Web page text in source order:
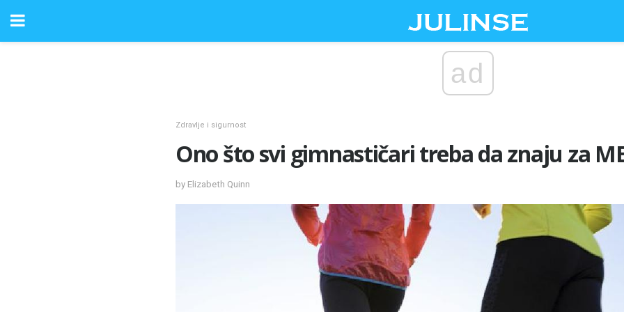
ad
Zdravlje i sigurnost
Ono što svi gimnastičari treba da znaju za
by Elizabeth Quinn